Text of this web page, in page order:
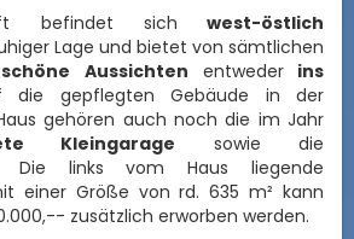
befindet sich west-östlich
Lage und bietet von sämtlichen
Aussichten entwederins
die gepflegten Gebäude in der
gehören auch noch die im Jahr
Kleingarage sowie die
Die links vom Haus liegende
einer Größe von rd. 635 m² kann
zusätzlich erworben werden.